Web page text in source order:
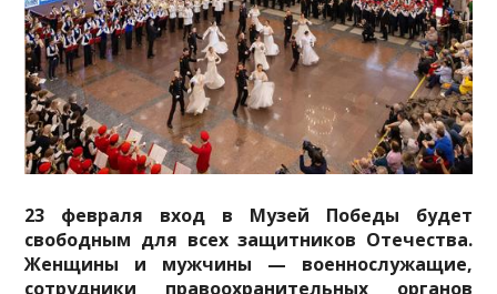
23 февраля вход в Музей Победы будет
свободным для всех защитников Отечества.
Женщины и мужчины — военнослужащие,
сотрудники правоохранительных органов